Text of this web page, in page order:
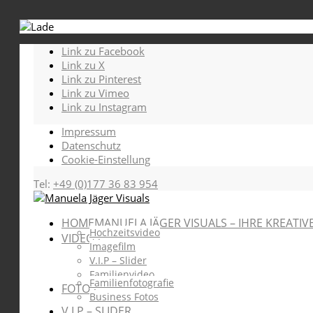
Link zu Facebook
Link zu X
Link zu Pinterest
Link zu Vimeo
Link zu Instagram
Impressum
Datenschutz
Cookie-Einstellung
Tel: +49 (0)177 36 83 954
HOMEMANUELA JÄGER VISUALS – IHRE
VIDEOSHochzeitsvideo
Imagefilm
V.I.P – Slider
Familienvideo
FOTOSFamilienfotografie
Business Fotos